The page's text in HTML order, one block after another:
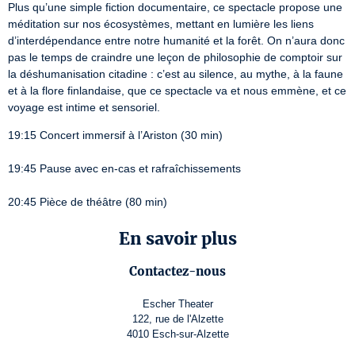
Plus qu’une simple fiction documentaire, ce spectacle propose une
méditation sur nos écosystèmes, mettant en lumière les liens
d’interdépendance entre notre humanité et la forêt. On n’aura donc
pas le temps de craindre une leçon de philosophie de comptoir sur
la déshumanisation citadine : c’est au silence, au mythe, à la faune
et à la flore finlandaise, que ce spectacle va et nous emmène, et ce
voyage est intime et sensoriel.
19:15 Concert immersif à l’Ariston (30 min)
19:45 Pause avec en-cas et rafraîchissements
20:45 Pièce de théâtre (80 min)
En savoir plus
Contactez-nous
Escher Theater
122, rue de l'Alzette
4010 Esch-sur-Alzette